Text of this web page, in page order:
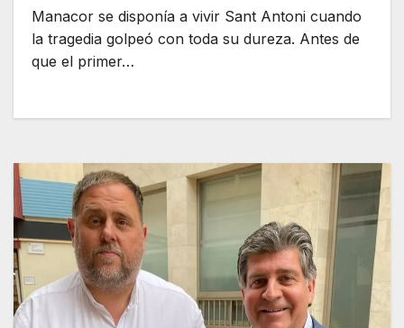
Manacor se disponía a vivir Sant Antoni cuando
la tragedia golpeó con toda su dureza. Antes de
que el primer…